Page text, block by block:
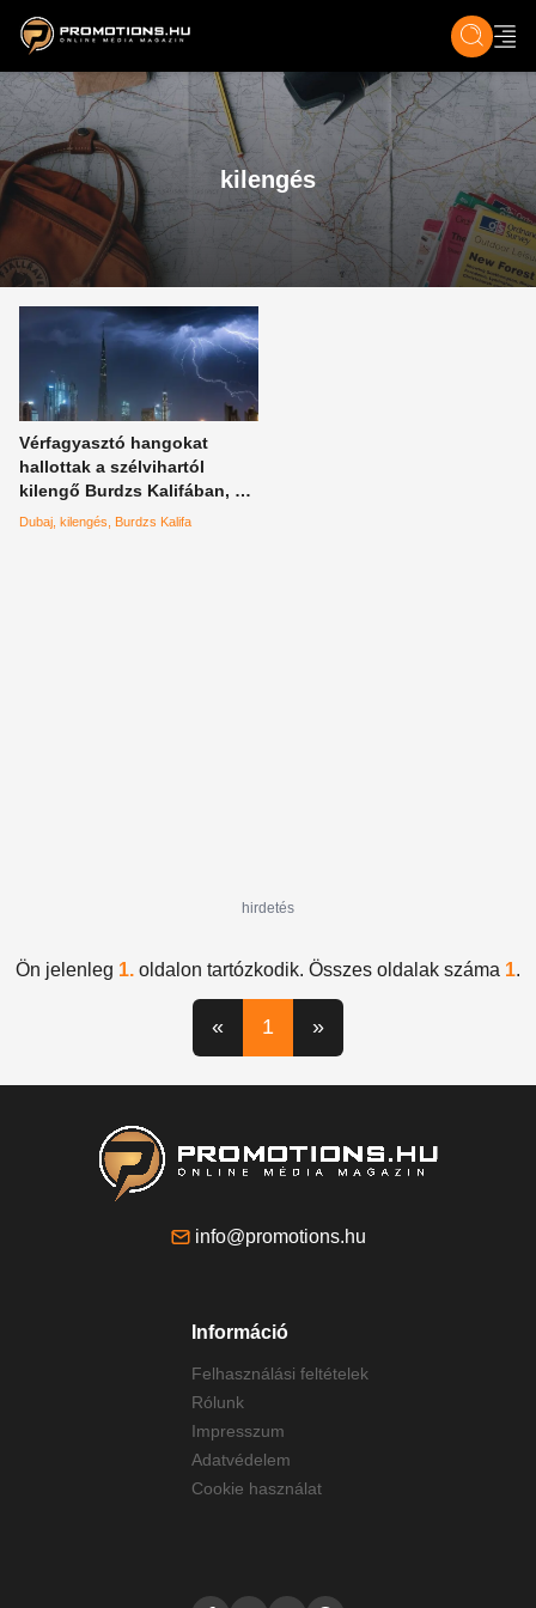
ZENE, FILM & KULT ÉLET TECH &
kilengés
Vérfagyasztó hangokat
hallottak a szélvihartól
kilengő Burdzs Kalifában, a
világ legmagasabb épülete
Dubaj kilengés Burdzs Kalifa
hirdetés
Ön jelenleg 1. oldalon tartózkodik. Összes oldalak száma 1.
« 1 »
info@promotions.hu
Információ
Felhasználási feltételek
Rólunk
Impresszum
Adatvédelem
Cookie használat